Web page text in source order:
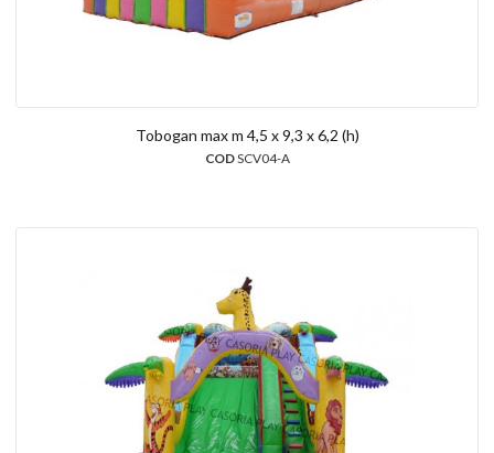
Tobogan max m 4,5 x 9,3 x 6,2 (h)
CODSCV04-A